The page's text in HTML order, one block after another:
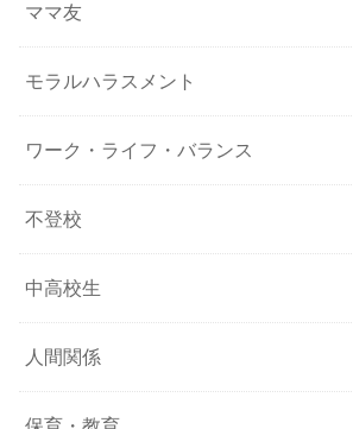
ママ友
モラルハラスメント
ワーク・ライフ・バランス
不登校
中高校生
人間関係